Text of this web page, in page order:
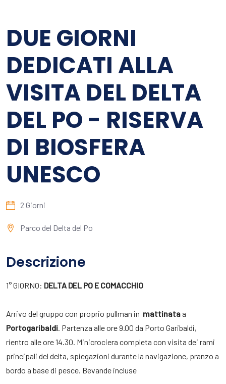
DUE GIORNI
DEDICATI ALLA
VISITA DEL DELTA
DEL PO - RISERVA
DI BIOSFERA
UNESCO
2 Giorni
Parco del Delta del Po
Descrizione
1° GIORNO: DELTA DEL PO E COMACCHIO
Arrivo del gruppo con proprio pullman in mattinata a
Portogaribaldi. Partenza alle ore 9.00 da Porto Garibaldi,
rientro alle ore 14.30. Minicrociera completa con visita dei rami
principali del delta, spiegazioni durante la navigazione, pranzo a
bordo a base di pesce. Bevande incluse